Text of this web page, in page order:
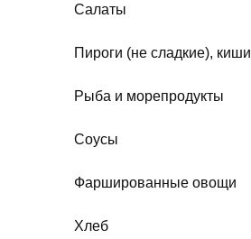
Салаты
Пироги (не сладкие), киши
Рыба и морепродукты
Соусы
Фаршированные овощи
Хлеб